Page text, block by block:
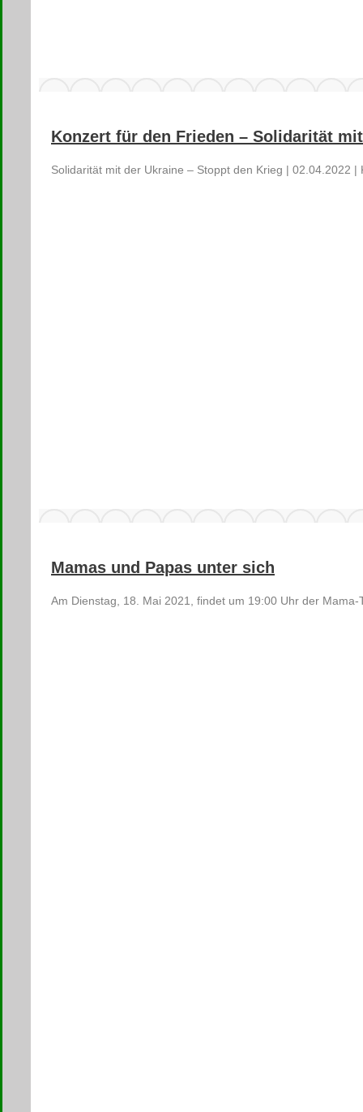
Konzert für den Frieden – Solidarität
Solidarität mit der Ukraine – Stoppt den Krieg | 02.04.2022
Mamas und Papas unter sich
Am Dienstag, 18. Mai 2021, findet um 19:00 Uhr der